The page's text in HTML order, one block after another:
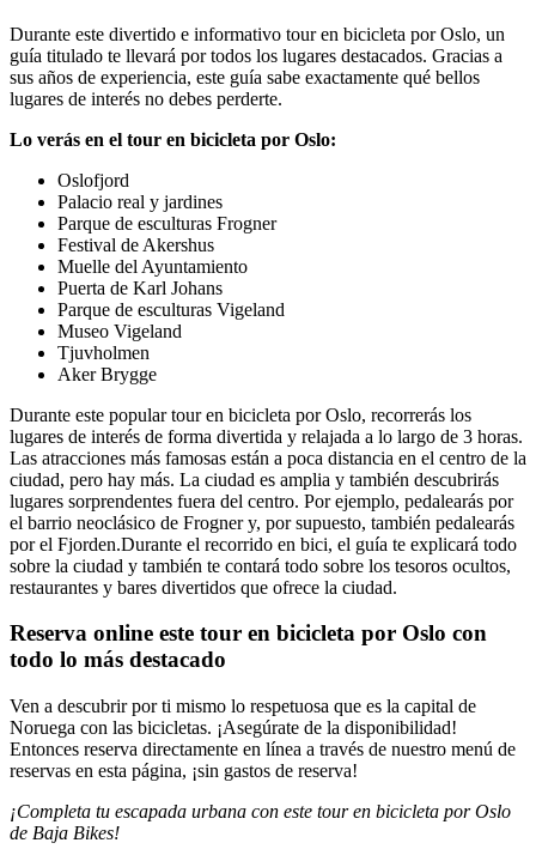
Durante este divertido e informativo tour en bicicleta por Oslo, un
guía titulado te llevará por todos los lugares destacados. Gracias a
sus años de experiencia, este guía sabe exactamente qué bellos
lugares de interés no debes perderte.
Lo verás en el tour en bicicleta por Oslo:
Oslofjord
Palacio real y jardines
Parque de esculturas Frogner
Festival de Akershus
Muelle del Ayuntamiento
Puerta de Karl Johans
Parque de esculturas Vigeland
Museo Vigeland
Tjuvholmen
Aker Brygge
Durante este popular tour en bicicleta por Oslo, recorrerás los
lugares de interés de forma divertida y relajada a lo largo de 3 horas.
Las atracciones más famosas están a poca distancia en el centro de la
ciudad, pero hay más. La ciudad es amplia y también descubrirás
lugares sorprendentes fuera del centro. Por ejemplo, pedalearás por
el barrio neoclásico de Frogner y, por supuesto, también pedalearás
por el Fjorden.Durante el recorrido en bici, el guía te explicará todo
sobre la ciudad y también te contará todo sobre los tesoros ocultos,
restaurantes y bares divertidos que ofrece la ciudad.
Reserva online este tour en bicicleta por Oslo con
todo lo más destacado
Ven a descubrir por ti mismo lo respetuosa que es la capital de
Noruega con las bicicletas. ¡Asegúrate de la disponibilidad!
Entonces reserva directamente en línea a través de nuestro menú de
reservas en esta página, ¡sin gastos de reserva!
¡Completa tu escapada urbana con este tour en bicicleta por Oslo
de Baja Bikes!